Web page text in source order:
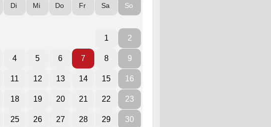
Di Mi Do Fr Sa So
1 2
4 5 6 7 8 9
11 12 13 14 15 16
18 19 20 21 22 23
25 26 27 28 29 30